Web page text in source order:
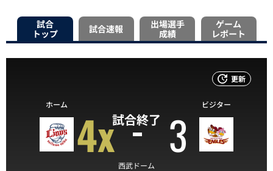
試合
トップ
試合速報
出場選手
成績
ゲーム
レポート
更新
試合終了
ホーム
4x 3
ビジター
西武ドーム